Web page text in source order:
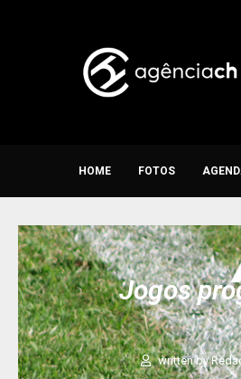
HOME FOTOS
Jogos
written by